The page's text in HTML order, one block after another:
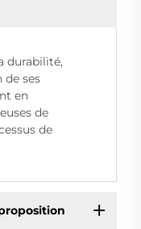
durabilité,
ses
en
de
de